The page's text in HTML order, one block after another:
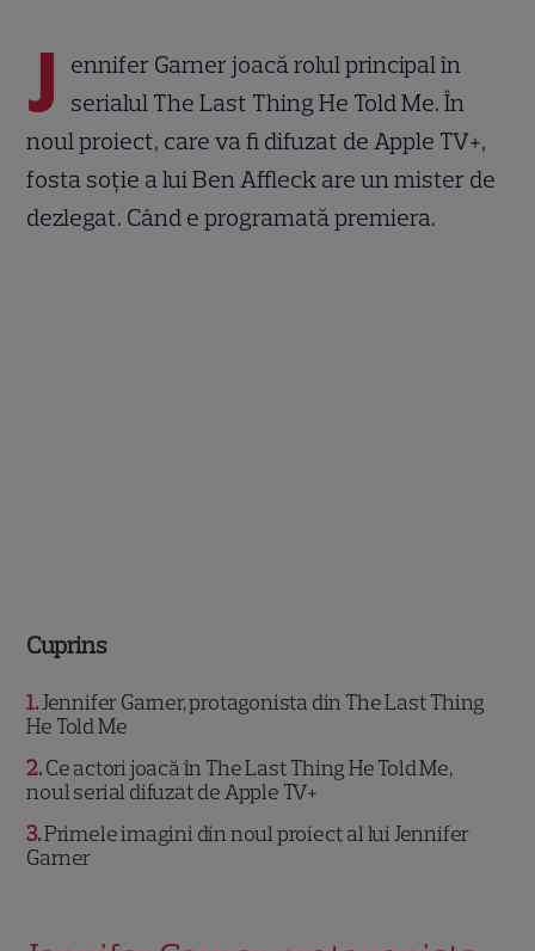
J
ennifer Garner joacă rolul principal în
serialul The Last Thing He Told Me. În
noul proiect, care va fi difuzat de Apple TV+,
fosta soție a lui Ben Affleck are un mister de
dezlegat. Când e programată premiera.
Cuprins
1 Jennifer Garner, protagonista din The Last Thing
He Told Me
2 Ce actori joacă în The Last Thing He Told Me,
noul serial difuzat de Apple TV+
3 Primele imagini din noul proiect al lui Jennifer
Garner